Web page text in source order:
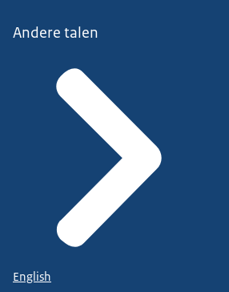
Andere talen
English